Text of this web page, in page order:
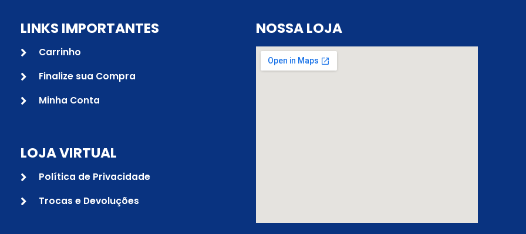
LINKS IMPORTANTES
Carrinho
Finalize sua Compra
Minha Conta
LOJA VIRTUAL
Política de Privacidade
Trocas e Devoluções
NOSSA LOJA